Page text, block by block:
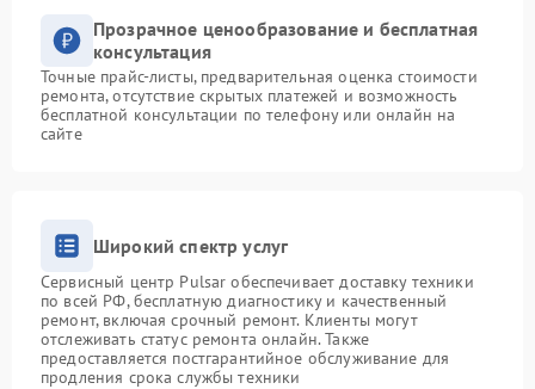
Прозрачное ценообразование и бесплатная
консультация
Точные прайс-листы, предварительная оценка стоимости
ремонта, отсутствие скрытых платежей и возможность
бесплатной консультации по телефону или онлайн на
сайте
Широкий спектр услуг
Сервисный центр Pulsar обеспечивает доставку техники
по всей РФ, бесплатную диагностику и качественный
ремонт, включая срочный ремонт. Клиенты могут
отслеживать статус ремонта онлайн. Также
предоставляется постгарантийное обслуживание для
продления срока службы техники